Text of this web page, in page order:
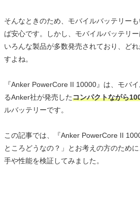
そんなときのため、モバイルバッテリー
ば安心です。しかし、モバイルバッテリ
いろんな製品が多数発売されており、ど
すよね。
『Anker PowerCore II 10000』は、モバ
るAnker社が発売したコンパクトながら
ルバッテリーです。
この記事では、『Anker PowerCore II
ところどうなの？」とお考えの方のため
手や性能を検証してみました。